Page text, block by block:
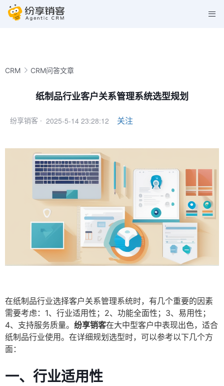
CRM CRM问答文章
纸制品行业客户关系管理系统选型规划
纷享销客 · 2025-5-14 23:28:12 关注
在纸制品行业选择客户关系管理系统时，有几个重要的因素
需要考虑：1、行业适用性；2、功能全面性；3、易用性；
4、支持服务质量。 纷享销客在大中型客户中表现出色，适合
纸制品行业使用。在详细规划选型时，可以参考以下几个方
面：
一、行业适用性